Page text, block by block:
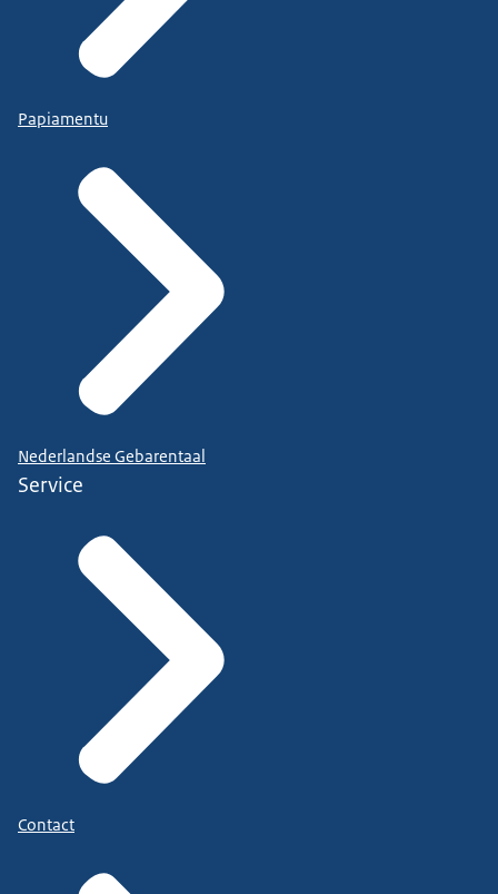
Papiamentu
Nederlandse Gebarentaal
Service
Contact